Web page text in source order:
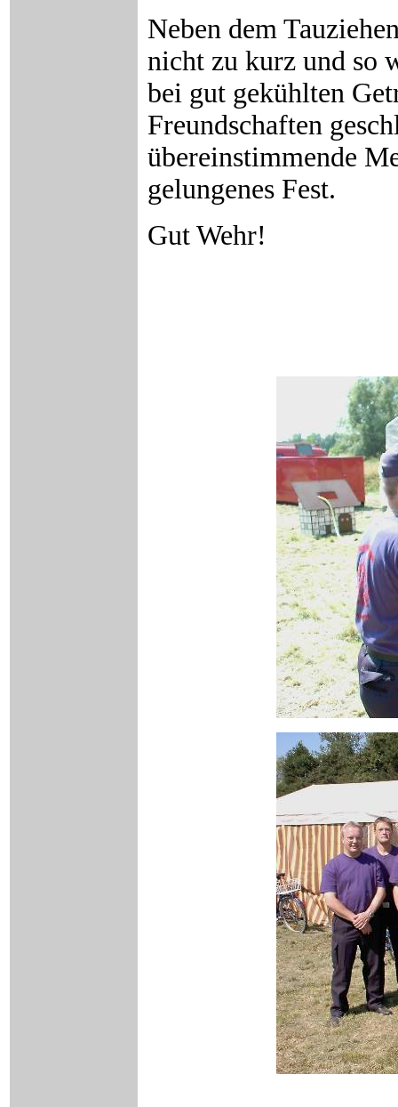
Neben dem
nicht zu kurz und so
bei gut gekühlten
Freundschaften
übereinstimmende
gelungenes Fest.
Gut Wehr!